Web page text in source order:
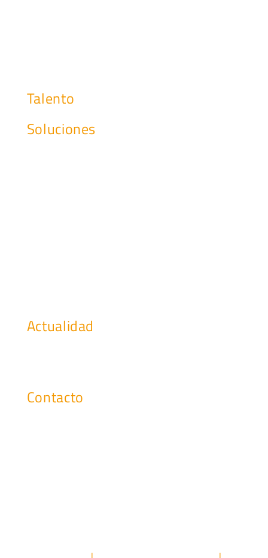
Talento
Soluciones
Actualidad
Contacto